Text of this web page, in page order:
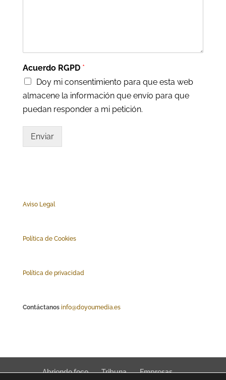
Acuerdo RGPD *
Doy mi consentimiento para que esta web
almacene la información que envío para que
puedan responder a mi petición.
Enviar
Aviso Legal
Política de Cookies
Política de privacidad
Contáctanos info@doyoumedia.es
Abriendo foco Tribuna Empresas